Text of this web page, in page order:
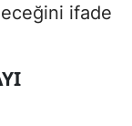
ifade